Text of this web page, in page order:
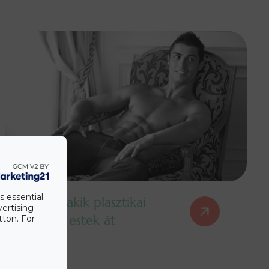
Focisták, akik plasztikai
műtéten estek át
essential.
For